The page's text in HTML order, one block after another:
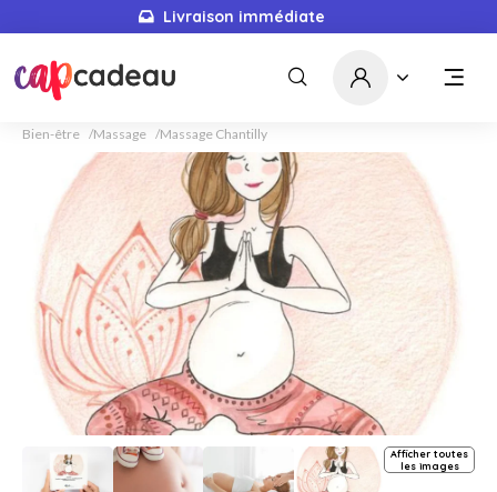
Livraison immédiate
Bien-être Massage Massage Chantilly
Afficher toutes
les images